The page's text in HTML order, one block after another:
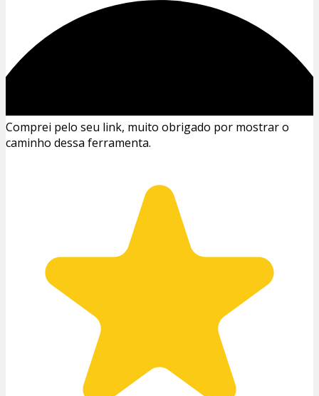
Comprei pelo seu link, muito obrigado por mostrar o
caminho dessa ferramenta.